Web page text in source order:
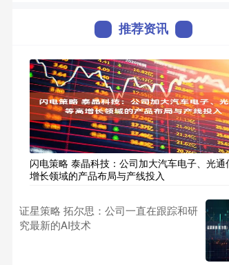
推荐资讯
闪电策略 泰晶科技：公司加大汽车电子、光通
增长领域的产品布局与产线投入
证星策略 拓尔思：公司一直在跟踪和研
究最新的AI技术